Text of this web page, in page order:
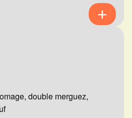
double merguez,